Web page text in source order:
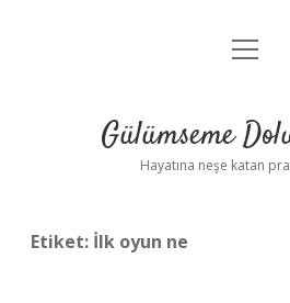
Anasayfa
Yasal Uyarı
menüyü
Gülümseme
Hayatına neşe katan
Etiket: İlk oyun ne